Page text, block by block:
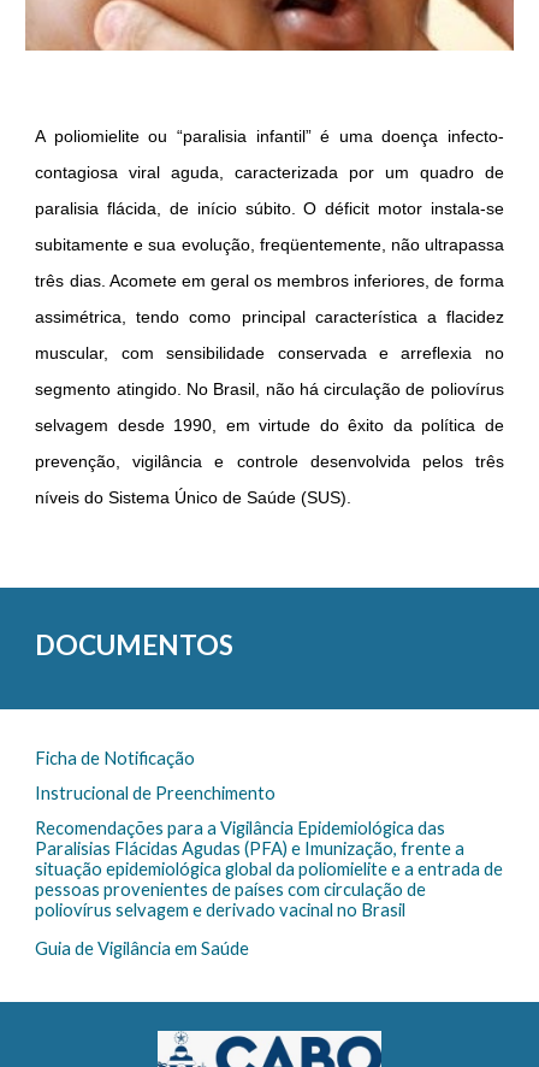
A poliomielite ou “paralisia infantil” é uma doença infecto-
contagiosa viral aguda, caracterizada por um quadro de
paralisia flácida, de início súbito. O déficit motor instala-se
subitamente e sua evolução, freqüentemente, não ultrapassa
três dias. Acomete em geral os membros inferiores, de forma
assimétrica, tendo como principal característica a flacidez
muscular, com sensibilidade conservada e arreflexia no
segmento atingido. No Brasil, não há circulação de poliovírus
selvagem desde 1990, em virtude do êxito da política de
prevenção, vigilância e controle desenvolvida pelos três
níveis do Sistema Único de Saúde (SUS).
DOCUMENTOS
Ficha de Notificação
Instrucional de Preenchimento
Recomendações para a Vigilância Epidemiológica das
Paralisias Flácidas Agudas (PFA) e Imunização, frente a
situação epidemiológica global da poliomielite e a entrada de
pessoas provenientes de países com circulação de
poliovírus selvagem e derivado vacinal no Brasil
Guia de Vigilância em Saúde